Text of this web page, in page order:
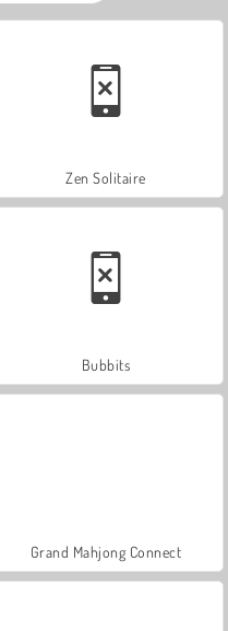
Zen Solitaire
Bubbits
Grand Mahjong Connect